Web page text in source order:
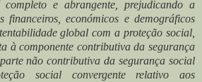
e abrangente, prejudicando a
financeiros, económicos e demográficos
global com a proteção social,
à componente contributiva da segurança
não contributiva da segurança social
social convergente relativo aos